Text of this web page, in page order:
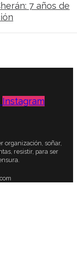
7 años de
Instagram
organización, soñar,
resistir, para ser